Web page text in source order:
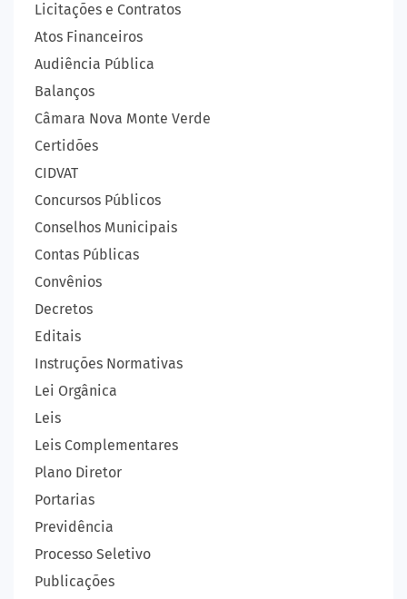
Licitações e Contratos
Atos Financeiros
Audiência Pública
Balanços
Câmara Nova Monte Verde
Certidões
CIDVAT
Concursos Públicos
Conselhos Municipais
Contas Públicas
Convênios
Decretos
Editais
Instruções Normativas
Lei Orgânica
Leis
Leis Complementares
Plano Diretor
Portarias
Previdência
Processo Seletivo
Publicações